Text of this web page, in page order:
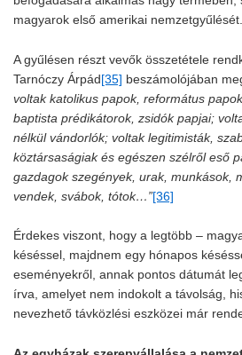
magyarok első amerikai nemzetgyűlését.
A gyűlésen részt vevők összetétele
Tarnóczy Árpád[35] beszámolójában
voltak katolikus papok, református
baptista prédikátorok, zsidók papjai;
nélkül vándorlók; voltak legitimisták,
köztársaságiak és egészen szélről eső
gazdagok szegények, urak, munkások,
vendek, svábok, tótok…”[36]
Érdekes viszont, hogy a legtöbb –
késéssel, majdnem egy hónapos
eseményekről, annak pontos dátumát
írva, amelyet nem indokolt a távolság,
nevezhető távközlési eszközei már